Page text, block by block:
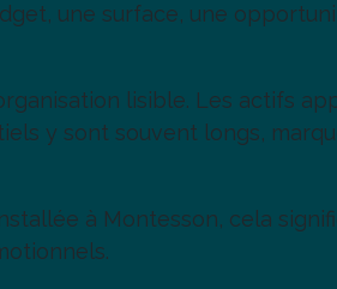
une surface, une
lisible. Les actifs
y sont souvent longs,
à Montesson, cela